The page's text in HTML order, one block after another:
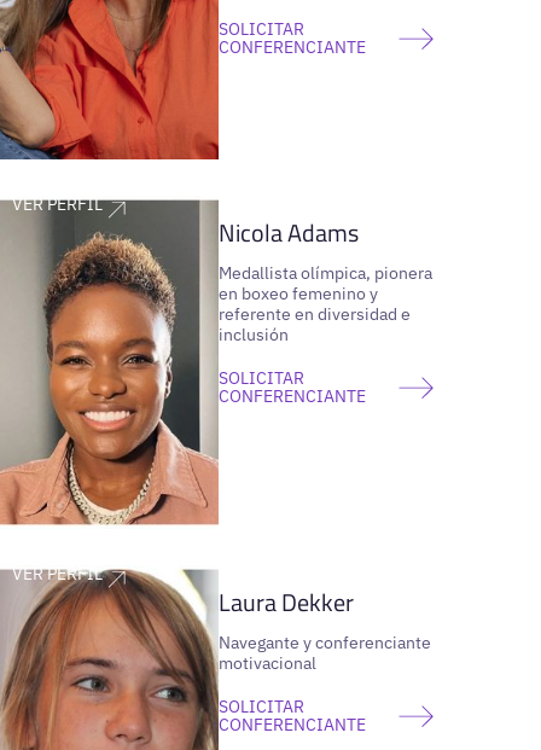
SOLICITAR
CONFERENCIANTE
VER PERFIL
Nicola Adams
Medallista olímpica, pionera
en boxeo femenino y
referente en diversidad e
inclusión
SOLICITAR
CONFERENCIANTE
VER PERFIL
Laura Dekker
Navegante y conferenciante
motivacional
SOLICITAR
CONFERENCIANTE